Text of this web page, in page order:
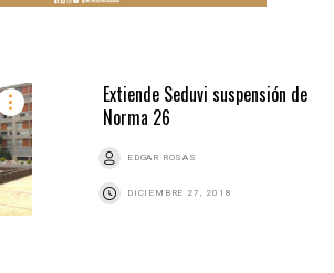
Extiende Seduvi suspensión de
Norma 26
EDGAR ROSAS
DICIEMBRE 27, 2018